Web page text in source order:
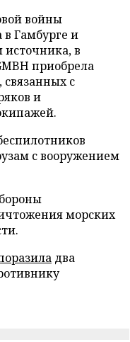
войны
Гамбурге и
источника, в
приобрела
связанных с
и
с вооружением
морских
два